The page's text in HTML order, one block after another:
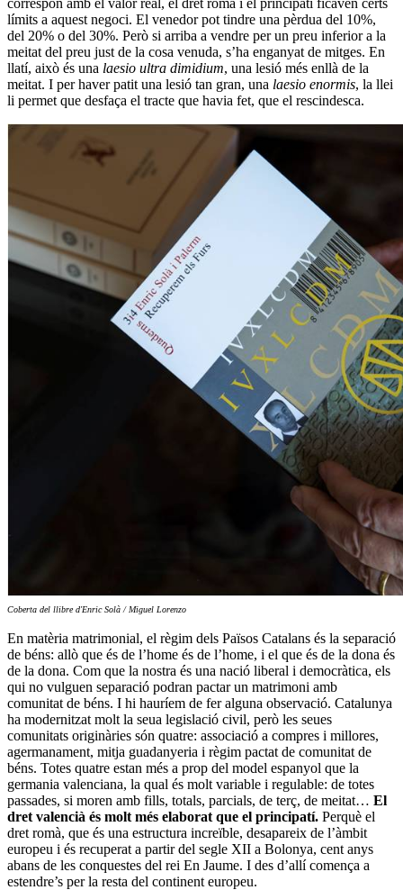
límits a aquest negoci. El venedor pot tindre una pèrdua del 10%,
del 20% o del 30%. Però si arriba a vendre per un preu inferior a la
meitat del preu just de la cosa venuda, s’ha enganyat de mitges. En
llatí, això és una laesio ultra dimidium, una lesió més enllà de la
meitat. I per haver patit una lesió tan gran, una laesio enormis, la llei
li permet que desfaça el tracte que havia fet, que el rescindesca.
Coberta del llibre d'Enric Solà / Miguel Lorenzo
En matèria matrimonial, el règim dels Països Catalans és la separació
de béns: allò que és de l’home és de l’home, i el que és de la dona és
de la dona. Com que la nostra és una nació liberal i democràtica, els
qui no vulguen separació podran pactar un matrimoni amb
comunitat de béns. I hi hauríem de fer alguna observació. Catalunya
ha modernitzat molt la seua legislació civil, però les seues
comunitats originàries són quatre: associació a compres i millores,
agermanament, mitja guadanyeria i règim pactat de comunitat de
béns. Totes quatre estan més a prop del model espanyol que la
germania valenciana, la qual és molt variable i regulable: de totes
passades, si moren amb fills, totals, parcials, de terç, de meitat… El
dret valencià és molt més elaborat que el principatí. Perquè el
dret romà, que és una estructura increïble, desapareix de l’àmbit
europeu i és recuperat a partir del segle XII a Bolonya, cent anys
abans de les conquestes del rei En Jaume. I des d’allí comença a
estendre’s per la resta del continent europeu.